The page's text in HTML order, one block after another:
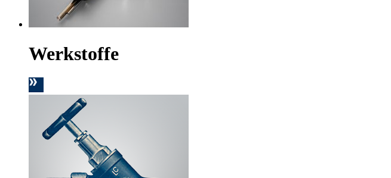
Werkstoffe